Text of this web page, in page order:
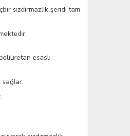
sızdırmazlık şeridi tam
esaslı
sağlar.